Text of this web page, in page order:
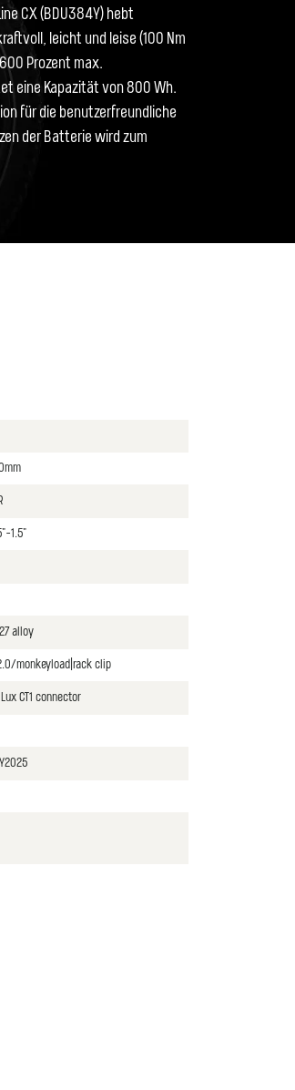
CX (BDU384Y) hebt
leicht und leise (100 Nm
Prozent max.
eine Kapazität von 800 Wh.
für die benutzerfreundliche
der Batterie wird zum
1.5"
alloy
monkeyload|rack clip
CT1 connector